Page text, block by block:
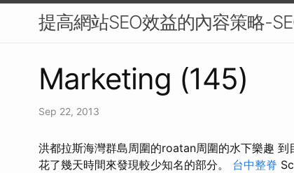
提高網站SEO效益的內容策略-
Marketing (145)
Sep 22, 2013
洪都拉斯海灣群島周圍的roatan周圍的水下樂趣
花了幾天時間來發現較少知名的部分。 台中整脊